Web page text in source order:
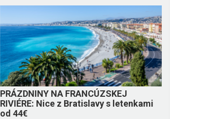
PRÁZDNINY NA FRANCÚZSKEJ
RIVIÉRE: Nice z Bratislavy s letenkami
od 44€